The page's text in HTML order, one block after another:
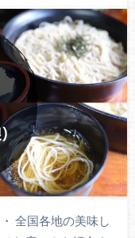
全国各地の美味し